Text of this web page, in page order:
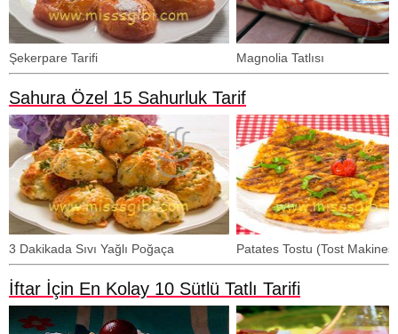
Şekerpare Tarifi Magnolia Tatlısı
Sahura Özel 15 Sahurluk Tarif
3 Dakikada Sıvı Yağlı Poğaça Patates Tostu (Tost
İftar İçin En Kolay 10 Sütlü Tatlı Tarifi